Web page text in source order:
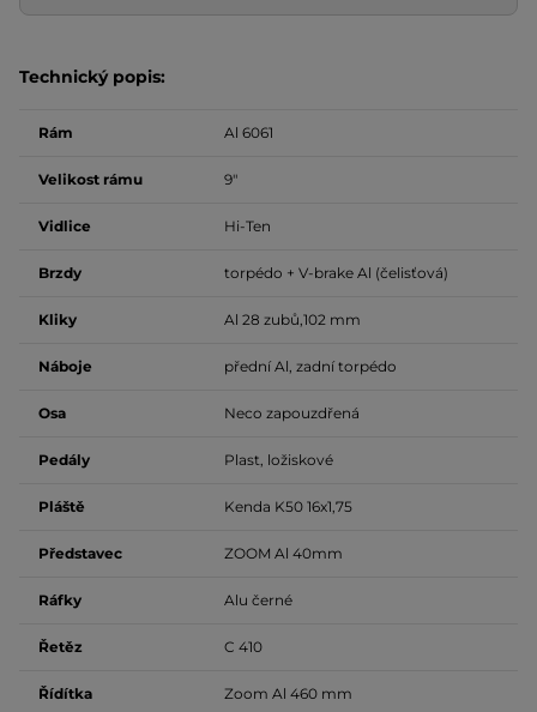
Technický popis:
Rám Al 6061
Velikost rámu 9"
Vidlice Hi-Ten
Brzdy torpédo + V-brake Al (čelisťová)
Kliky Al 28 zubů,102 mm
Náboje přední Al, zadní torpédo
Osa Neco zapouzdřená
Pedály Plast, ložiskové
Pláště Kenda K50 16x1,75
Představec ZOOM Al 40mm
Ráfky Alu černé
Řetěz C 410
Řídítka Zoom Al 460 mm